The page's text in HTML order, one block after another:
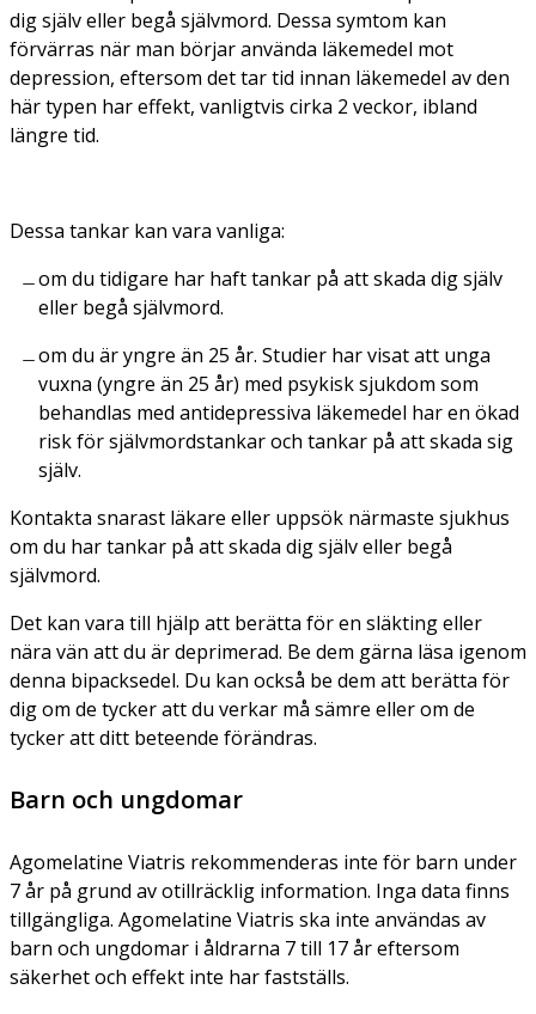
dig själv eller begå självmord. Dessa symtom kan
förvärras när man börjar använda läkemedel mot
depression, eftersom det tar tid innan läkemedel av den
här typen har effekt, vanligtvis cirka 2 veckor, ibland
längre tid.
Dessa tankar kan vara vanliga:
om du tidigare har haft tankar på att skada dig själv
eller begå självmord.
om du är yngre än 25 år. Studier har visat att unga
vuxna (yngre än 25 år) med psykisk sjukdom som
behandlas med antidepressiva läkemedel har en ökad
risk för självmordstankar och tankar på att skada sig
själv.
Kontakta snarast läkare eller uppsök närmaste sjukhus
om du har tankar på att skada dig själv eller begå
självmord.
Det kan vara till hjälp att berätta för en släkting eller
nära vän att du är deprimerad. Be dem gärna läsa igenom
denna bipacksedel. Du kan också be dem att berätta för
dig om de tycker att du verkar må sämre eller om de
tycker att ditt beteende förändras.
Barn och ungdomar
Agomelatine Viatris rekommenderas inte för barn under
7 år på grund av otillräcklig information. Inga data finns
tillgängliga. Agomelatine Viatris ska inte användas av
barn och ungdomar i åldrarna 7 till 17 år eftersom
säkerhet och effekt inte har fastställs.